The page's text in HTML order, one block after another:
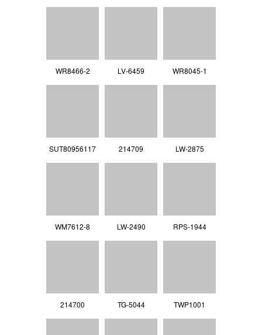
WR8466-2 LV‐6459 WR8045-1
SUT80956117 214709 LW-2875
WM7612-8 LW-2490 RPS-1944
214700 TG-5044 TWP1001